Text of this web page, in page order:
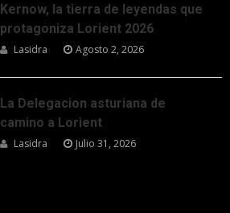
Kernow, la tierra de leyendas que
protagoniza Lorient 2026
Lasidra Agosto 2, 2026
La Delegacion asturiana de
camino a Lorient
Lasidra Julio 31, 2026